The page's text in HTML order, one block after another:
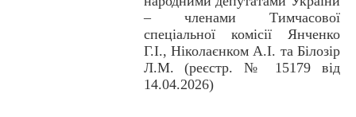
– членами Тимчасової
спеціальної комісії Янченко
Г.І., Ніколаєнком А.І. та Білозір
Л.М. (реєстр. № 15179 від
14.04.2026)